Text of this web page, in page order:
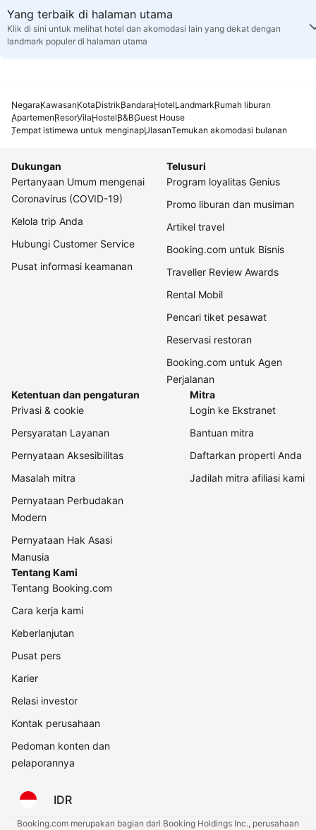
Yang terbaik di halaman utama
Klik di sini untuk melihat hotel dan akomodasi lain yang dekat dengan
landmark populer di halaman utama
NegaraKawasanKotaDistrikBandaraHotelLandmarkRumah liburan
ApartemenResorVilaHostelB&BGuest House
Tempat istimewa untuk menginapUlasanTemukan akomodasi bulanan
Dukungan
Pertanyaan Umum mengenai
Coronavirus (COVID-19)
Kelola trip Anda
Hubungi Customer Service
Pusat informasi keamanan
Telusuri
Program loyalitas Genius
Promo liburan dan musiman
Artikel travel
Booking.com untuk Bisnis
Traveller Review Awards
Rental Mobil
Pencari tiket pesawat
Reservasi restoran
Booking.com untuk Agen
Perjalanan
Ketentuan dan pengaturan
Privasi & cookie
Persyaratan Layanan
Pernyataan Aksesibilitas
Masalah mitra
Pernyataan Perbudakan
Modern
Pernyataan Hak Asasi
Manusia
Mitra
Login ke Ekstranet
Bantuan mitra
Daftarkan properti Anda
Jadilah mitra afiliasi kami
Tentang Kami
Tentang Booking.com
Cara kerja kami
Keberlanjutan
Pusat pers
Karier
Relasi investor
Kontak perusahaan
Pedoman konten dan
pelaporannya
IDR
Booking.com merupakan bagian dari Booking Holdings Inc., perusahaan